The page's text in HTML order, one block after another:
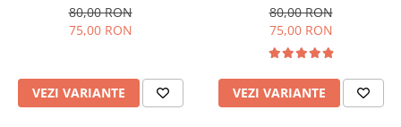
Staedtler
Tibaldi
Seturi Waterman
Seturi Pilot
Seturi Capless
80,00 RON
75,00 RON
VEZI VARIANTE
80,00 RON
75,00 RON
VEZI VARIANTE